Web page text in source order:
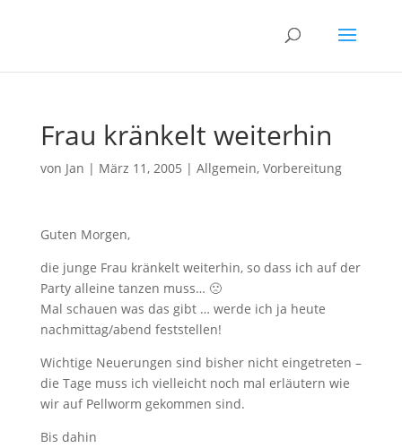
Frau kränkelt weiterhin
von Jan | März 11, 2005 | Allgemein, Vorbereitung
Guten Morgen,
die junge Frau kränkelt weiterhin, so dass ich auf der
Party alleine tanzen muss… 🙁
Mal schauen was das gibt … werde ich ja heute
nachmittag/abend feststellen!
Wichtige Neuerungen sind bisher nicht eingetreten –
die Tage muss ich vielleicht noch mal erläutern wie
wir auf Pellworm gekommen sind.
Bis dahin